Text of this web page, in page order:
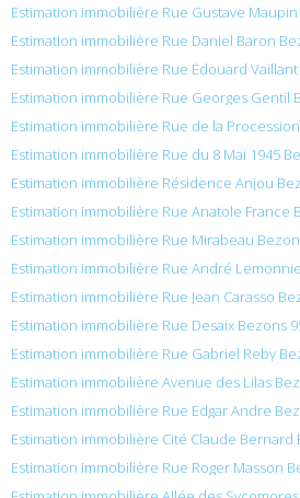
Estimation immobilière Rue Gustave
Estimation immobilière Rue Daniel Baron
Estimation immobilière Rue Édouard
Estimation immobilière Rue Georges Gentil
Estimation immobilière Rue de la
Estimation immobilière Rue du 8 Mai 1945
Estimation immobilière Résidence Anjou
Estimation immobilière Rue Anatole France
Estimation immobilière Rue Mirabeau
Estimation immobilière Rue André
Estimation immobilière Rue Jean Carasso
Estimation immobilière Rue Desaix Bezons
Estimation immobilière Rue Gabriel Reby
Estimation immobilière Avenue des Lilas
Estimation immobilière Rue Edgar Andre
Estimation immobilière Cité Claude Bernard
Estimation immobilière Rue Roger Masson